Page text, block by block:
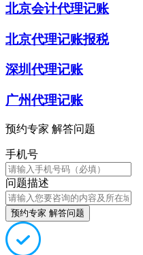
北京会计代理记账
北京代理记账报税
深圳代理记账
广州代理记账
预约专家 解答问题
手机号
问题描述
预约专家 解答问题